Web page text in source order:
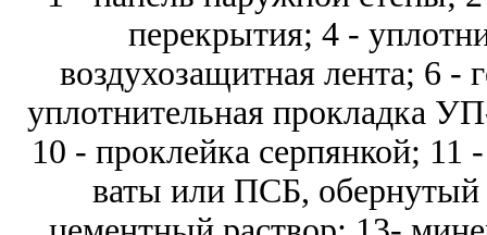
перекрытия; 4 -
воздухозащитная лента; 6 -
уплотнительная прокладка
10 - проклейка серпянкой;
ваты или ПСБ, обернутый